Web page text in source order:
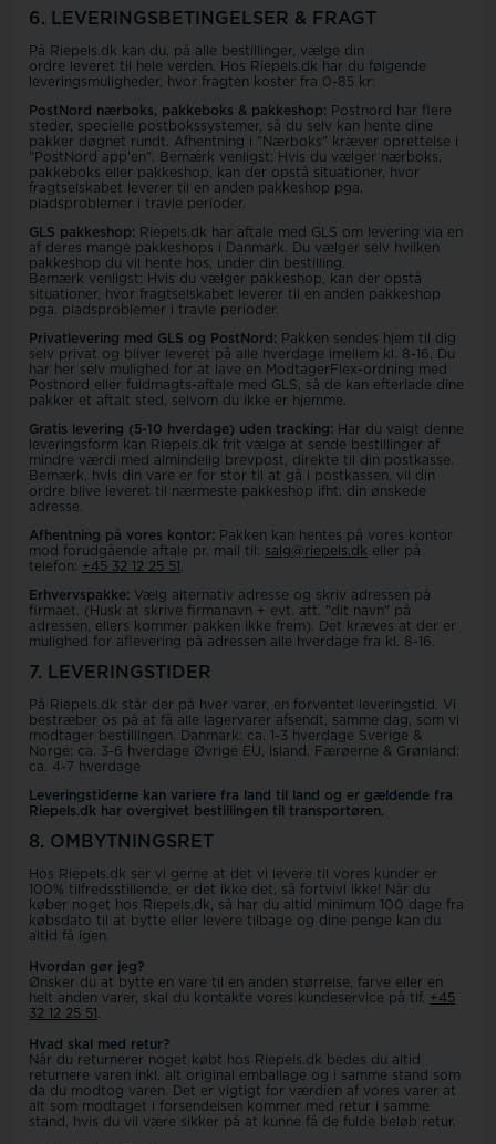
6. LEVERINGSBETINGELSER & FRAGT
På Riepels.dk kan du, på alle bestillinger, vælge din
ordre leveret til hele verden. Hos Riepels.dk har du følgende
leveringsmuligheder, hvor fragten koster fra 0-85 kr:
PostNord nærboks, pakkeboks & pakkeshop: Postnord har flere
steder, specielle postbokssystemer, så du selv kan hente dine
pakker døgnet rundt. Afhentning i "Nærboks" kræver oprettelse i
"PostNord app'en". Bemærk venligst: Hvis du vælger nærboks,
pakkeboks eller pakkeshop, kan der opstå situationer, hvor
fragtselskabet leverer til en anden pakkeshop pga.
pladsproblemer i travle perioder.
GLS pakkeshop: Riepels.dk har aftale med GLS om levering via en
af deres mange pakkeshops i Danmark. Du vælger selv hvilken
pakkeshop du vil hente hos, under din bestilling.
Bemærk venligst: Hvis du vælger pakkeshop, kan der opstå
situationer, hvor fragtselskabet leverer til en anden pakkeshop
pga. pladsproblemer i travle perioder.
Privatlevering med GLS og PostNord: Pakken sendes hjem til dig
selv privat og bliver leveret på alle hverdage imellem kl. 8-16. Du
har her selv mulighed for at lave en ModtagerFlex-ordning med
Postnord eller fuldmagts-aftale med GLS, så de kan efterlade dine
pakker et aftalt sted, selvom du ikke er hjemme.
Gratis levering (5-10 hverdage) uden tracking: Har du valgt denne
leveringsform kan Riepels.dk frit vælge at sende bestillinger af
mindre værdi med almindelig brevpost, direkte til din postkasse.
Bemærk, hvis din vare er for stor til at gå i postkassen, vil din
ordre blive leveret til nærmeste pakkeshop ifht. din ønskede
adresse.
Afhentning på vores kontor: Pakken kan hentes på vores kontor
mod forudgående aftale pr. mail til: salg@riepels.dk eller på
telefon: +45 32 12 25 51
Erhvervspakke: Vælg alternativ adresse og skriv adressen på
firmaet. (Husk at skrive firmanavn + evt. att. "dit navn" på
adressen, ellers kommer pakken ikke frem). Det kræves at der er
mulighed for aflevering på adressen alle hverdage fra kl. 8-16.
7. LEVERINGSTIDER
På Riepels.dk står der på hver varer, en forventet leveringstid. Vi
bestræber os på at få alle lagervarer afsendt, samme dag, som vi
modtager bestillingen. Danmark: ca. 1-3 hverdage Sverige &
Norge: ca. 3-6 hverdage Øvrige EU, Island, Færøerne & Grønland:
ca. 4-7 hverdage
Leveringstiderne kan variere fra land til land og er gældende fra
Riepels.dk har overgivet bestillingen til transportøren.
8. OMBYTNINGSRET
Hos Riepels.dk ser vi gerne at det vi levere til vores kunder er
100% tilfredsstillende, er det ikke det, så fortvivl ikke! Når du
køber noget hos Riepels.dk, så har du altid minimum 100 dage fra
købsdato til at bytte eller levere tilbage og dine penge kan du
altid få igen.
Hvordan gør jeg?
Ønsker du at bytte en vare til en anden størrelse, farve eller en
helt anden varer, skal du kontakte vores kundeservice på tlf. +45
32 12 25 51
Hvad skal med retur?
Når du returnerer noget købt hos Riepels.dk bedes du altid
returnere varen inkl. alt original emballage og i samme stand som
da du modtog varen. Det er vigtigt for værdien af vores varer at
alt som modtaget i forsendelsen kommer med retur i samme
stand, hvis du vil være sikker på at kunne få de fulde beløb retur.